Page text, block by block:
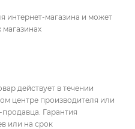
интернет-магазина и может
магазинах
действует в течении
центре производителя или
Гарантия
или на срок